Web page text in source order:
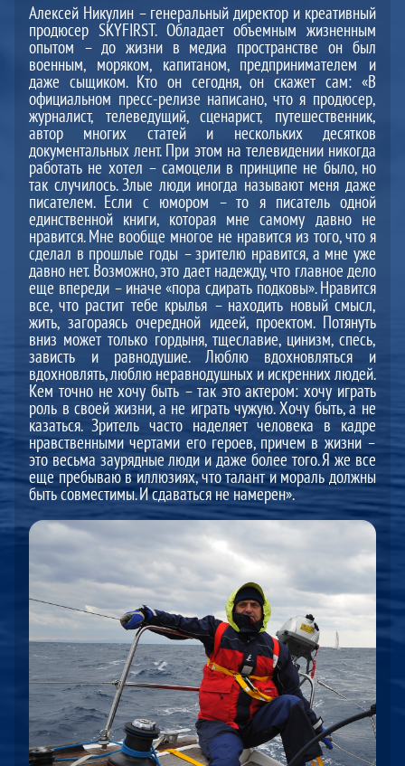
Алексей Никулин – генеральный директор и креативный
продюсер SKYFIRST. Обладает объемным жизненным
опытом – до жизни в медиа пространстве он был
военным, моряком, капитаном, предпринимателем и
даже сыщиком. Кто он сегодня, он скажет сам: «В
официальном пресс-релизе написано, что я продюсер,
журналист, телеведущий, сценарист, путешественник,
автор многих статей и нескольких десятков
документальных лент. При этом на телевидении никогда
работать не хотел – самоцели в принципе не было, но
так случилось. Злые люди иногда называют меня даже
писателем. Если с юмором – то я писатель одной
единственной книги, которая мне самому давно не
нравится. Мне вообще многое не нравится из того, что я
сделал в прошлые годы – зрителю нравится, а мне уже
давно нет. Возможно, это дает надежду, что главное дело
еще впереди – иначе «пора сдирать подковы». Нравится
все, что растит тебе крылья – находить новый смысл,
жить, загораясь очередной идеей, проектом. Потянуть
вниз может только гордыня, тщеславие, цинизм, спесь,
зависть и равнодушие. Люблю вдохновляться и
вдохновлять, люблю неравнодушных и искренних людей.
Кем точно не хочу быть – так это актером: хочу играть
роль в своей жизни, а не играть чужую. Хочу быть, а не
казаться. Зритель часто наделяет человека в кадре
нравственными чертами его героев, причем в жизни –
это весьма заурядные люди и даже более того. Я же все
еще пребываю в иллюзиях, что талант и мораль должны
быть совместимы. И сдаваться не намерен».